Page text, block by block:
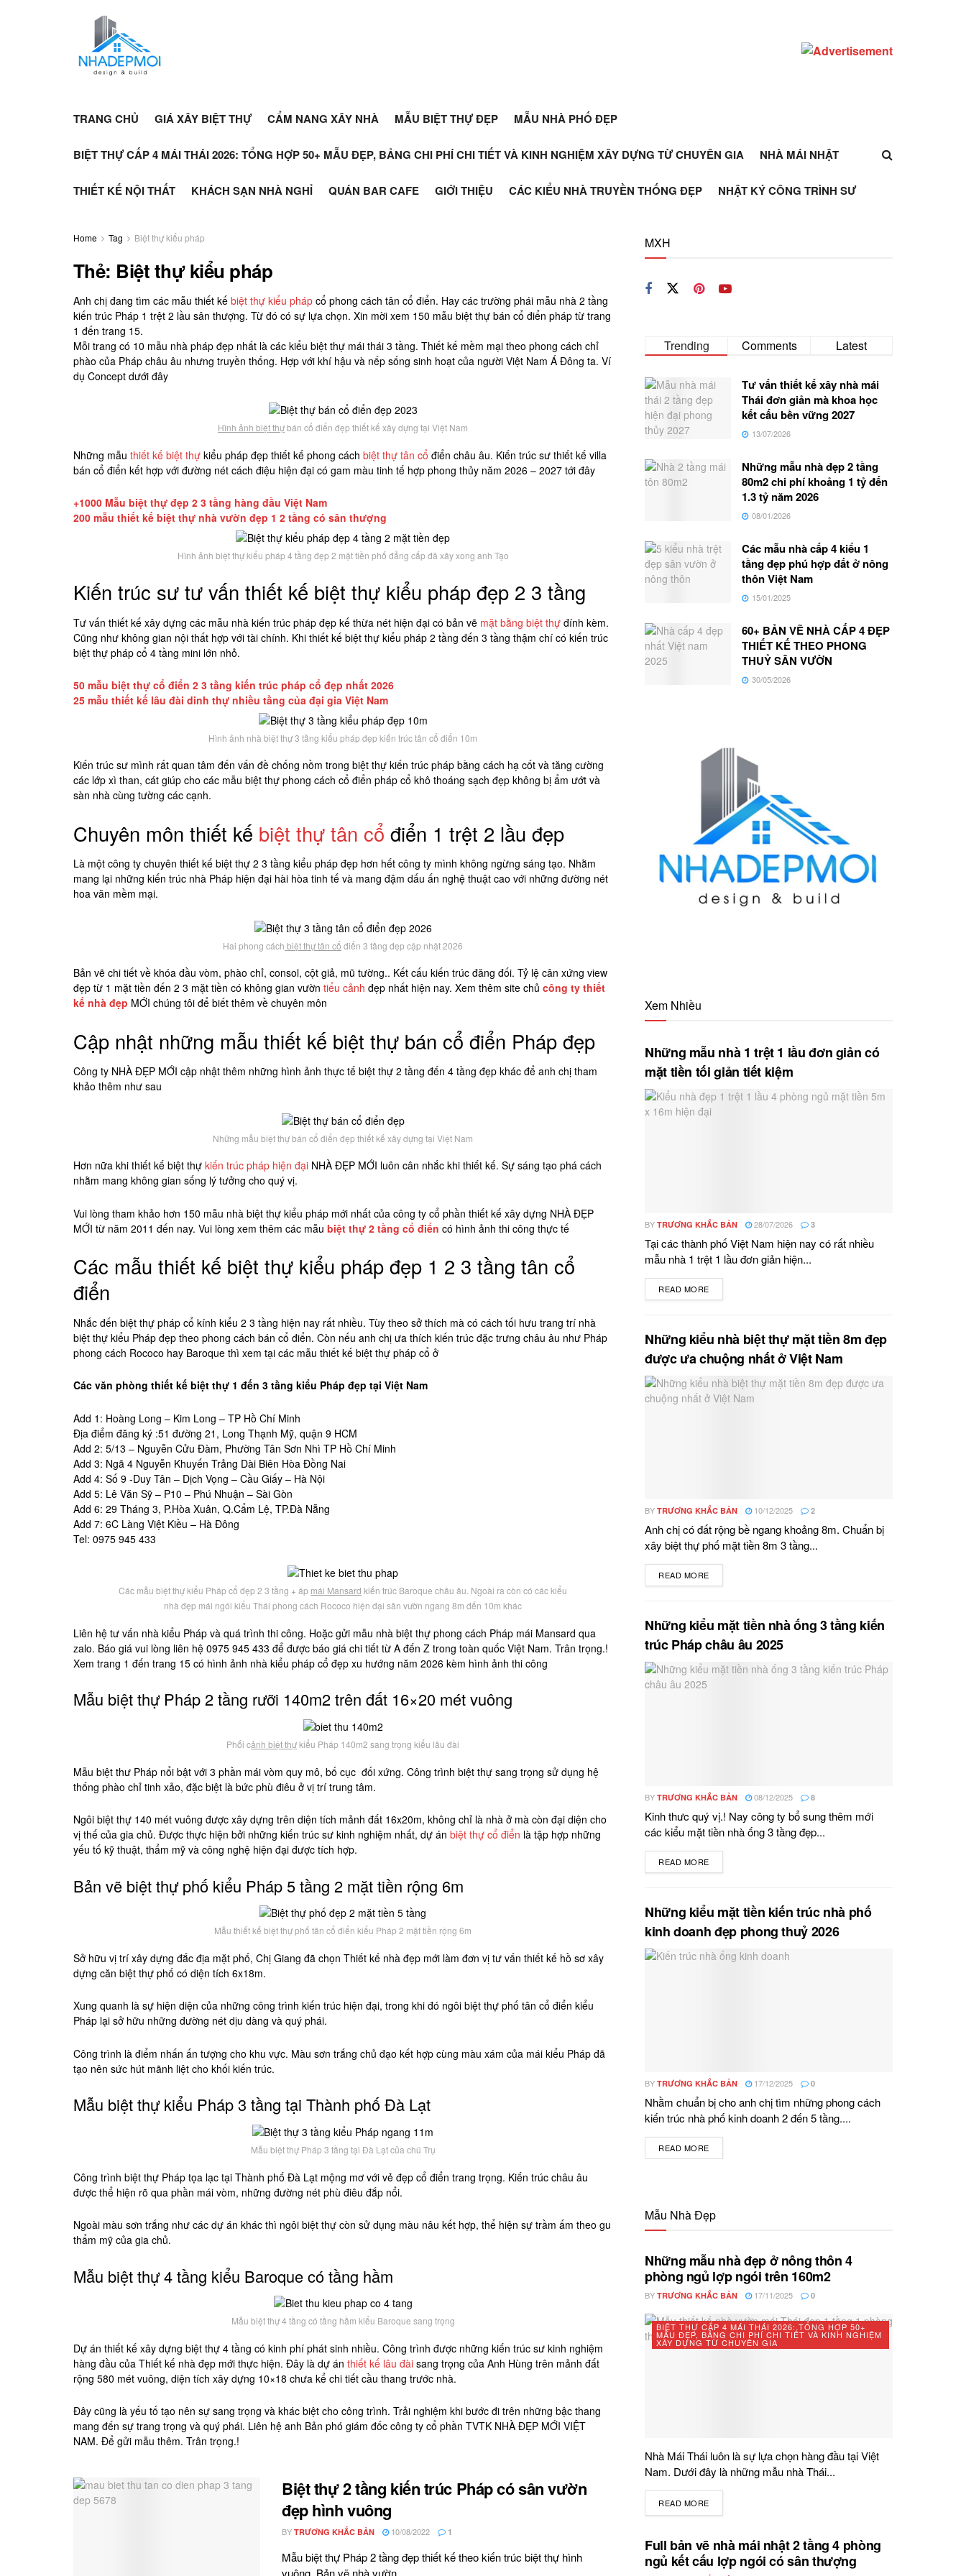
TRANG CHỦ GIÁ XÂY BIỆT THỰ CẨM NANG XÂY NHÀ MẪU BIỆT THỰ ĐẸP MẪU NHÀ PHỐ ĐẸP
BIỆT THỰ CẤP 4 MÁI THÁI 2026: TỔNG HỢP 50+ MẪU ĐẸP, BẢNG CHI PHÍ CHI TIẾT VÀ KINH NGHIỆM XÂY DỰNG TỪ CHUYÊN GIA NHÀ MÁI NHẬT
THIẾT KẾ NỘI THẤT KHÁCH SẠN NHÀ NGHỈ QUÁN BAR CAFE GIỚI THIỆU CÁC KIỂU NHÀ TRUYỀN THỐNG ĐẸP NHẬT KÝ CÔNG TRÌNH SƯ
Home Tag Biệt thự kiểu pháp
Thẻ: Biệt thự kiểu pháp
Anh chị đang tìm các mẫu thiết kế biệt thự kiểu pháp cổ phong cách tân cổ điển. Hay các trường phái mẫu nhà 2 tầng
kiến trúc Pháp 1 trệt 2 lầu sân thượng. Từ đó có sự lựa chọn. Xin mời xem 150 mẫu biệt thự bán cổ điển pháp từ trang
1 đến trang 15.
Mỗi trang có 10 mẫu nhà pháp đẹp nhất là các kiểu biệt thự mái thái 3 tầng. Thiết kế mềm mại theo phong cách chỉ
phào của Pháp châu âu nhưng truyền thống. Hợp với khí hậu và nếp sống sinh hoạt của người Việt Nam Á Đông ta. Ví
dụ Concept dưới đây
Hình ảnh biệt thựbán cổ điển đẹp thiết kế xây dựng tại Việt Nam
Những mẫu thiết kế biệt thự kiểu pháp đẹp thiết kế phong cách biệt thự tân cổ điển châu âu. Kiến trúc sư thiết kế villa
bán cổ điển kết hợp với đường nét cách điệu hiện đại có gam màu tinh tế hợp phong thủy năm 2026 – 2027 tới đây
+1000 Mẫu biệt thự đẹp 2 3 tầng hàng đầu Việt Nam
200 mẫu thiết kế biệt thự nhà vườn đẹp 1 2 tầng có sân thượng
Hình ảnh biệt thự kiểu pháp 4 tầng đẹp 2 mặt tiền phố đẳng cấp đã xây xong anh Tạo
Kiến trúc sư tư vấn thiết kế biệt thự kiểu pháp đẹp 2 3 tầng
Tư vấn thiết kế xây dựng các mẫu nhà kiến trúc pháp đẹp kế thừa nét hiện đại có bản vẽ mặt bằng biệt thự đính kèm.
Cũng như không gian nội thất hợp với tài chính. Khi thiết kế biệt thự kiểu pháp 2 tầng đến 3 tầng thậm chí có kiến trúc
biệt thự pháp cổ 4 tầng mini lớn nhỏ.
50 mẫu biệt thự cổ điển 2 3 tầng kiến trúc pháp cổ đẹp nhất 2026
25 mẫu thiết kế lâu đài dinh thự nhiều tầng của đại gia Việt Nam
Hình ảnh nhà biệt thự 3 tầng kiểu pháp đẹp kiến trúc tân cổ điển 10m
Kiến trúc sư mình rất quan tâm đến vấn đề chống nồm trong biệt thự kiến trúc pháp bằng cách hạ cốt và tăng cường
các lớp xì than, cát giúp cho các mẫu biệt thự phong cách cổ điển pháp cổ khô thoáng sạch đẹp không bị ẩm ướt và
sàn nhà cùng tường các cạnh.
Chuyên môn thiết kế biệt thự tân cổ điển 1 trệt 2 lầu đẹp
Là một công ty chuyên thiết kế biệt thự 2 3 tầng kiểu pháp đẹp hơn hết công ty mình không ngừng sáng tạo. Nhằm
mang lại những kiến trúc nhà Pháp hiện đại hài hòa tinh tế và mang đậm dấu ấn nghệ thuật cao với những đường nét
hoa văn mềm mại.
Hai phong cách biệt thự tân cổ điển 3 tầng đẹp cập nhật 2026
Bản vẽ chi tiết về khóa đầu vòm, phào chỉ, consol, cột giả, mũ tường.. Kết cấu kiến trúc đăng đối. Tỷ lệ cân xứng view
đẹp từ 1 mặt tiền đến 2 3 mặt tiền có không gian vườn tiểu cảnh đẹp nhất hiện nay. Xem thêm site chủ công ty thiết
kế nhà đẹp MỚI chúng tôi để biết thêm về chuyên môn
Cập nhật những mẫu thiết kế biệt thự bán cổ điển Pháp đẹp
Công ty NHÀ ĐẸP MỚI cập nhật thêm những hình ảnh thực tế biệt thự 2 tầng đến 4 tầng đẹp khác để anh chị tham
khảo thêm như sau
Những mẫu biệt thự bán cổ điển đẹp thiết kế xây dựng tại Việt Nam
Hơn nữa khi thiết kế biệt thự kiến trúc pháp hiện đại NHÀ ĐẸP MỚI luôn cân nhắc khi thiết kế. Sự sáng tạo phá cách
nhằm mang không gian sống lý tưởng cho quý vị.
Vui lòng tham khảo hơn 150 mẫu nhà biệt thự kiểu pháp mới nhất của công ty cổ phần thiết kế xây dựng NHÀ ĐẸP
MỚI từ năm 2011 đến nay. Vui lòng xem thêm các mẫu biệt thự 2 tầng cổ điển có hình ảnh thi công thực tế
Các mẫu thiết kế biệt thự kiểu pháp đẹp 1 2 3 tầng tân cổ
điển
Nhắc đến biệt thự pháp cổ kính kiểu 2 3 tầng hiện nay rất nhiều. Tùy theo sở thích mà có cách tối hưu trang trí nhà
biệt thự kiểu Pháp đẹp theo phong cách bán cổ điển. Còn nếu anh chị ưa thích kiến trúc đặc trưng châu âu như Pháp
phong cách Rococo hay Baroque thì xem tại các mẫu thiết kế biệt thự pháp cổ ở
Các văn phòng thiết kế biệt thự 1 đến 3 tầng kiểu Pháp đẹp tại Việt Nam
Add 1: Hoàng Long – Kim Long – TP Hồ Chí Minh
Địa điểm đăng ký :51 đường 21, Long Thạnh Mỹ, quận 9 HCM
Add 2: 5/13 – Nguyễn Cửu Đàm, Phường Tân Sơn Nhì TP Hồ Chí Minh
Add 3: Ngã 4 Nguyễn Khuyến Trảng Dài Biên Hòa Đồng Nai
Add 4: Số 9 -Duy Tân – Dịch Vọng – Cầu Giấy – Hà Nội
Add 5: Lê Văn Sỹ – P10 – Phú Nhuận – Sài Gòn
Add 6: 29 Tháng 3, P.Hòa Xuân, Q.Cẩm Lệ, TP.Đà Nẵng
Add 7: 6C Làng Việt Kiều – Hà Đông
Tel: 0975 945 433
Các mẫu biệt thự kiểu Pháp cổ đẹp 2 3 tầng + áp mái Mansard kiến trúc Baroque châu âu. Ngoài ra còn có các kiểu
nhà đẹp mái ngói kiểu Thái phong cách Rococo hiện đại sân vườn ngang 8m đến 10m khác
Liên hệ tư vấn nhà kiểu Pháp và quá trình thi công. Hoặc gửi mẫu nhà biệt thự phong cách Pháp mái Mansard qua
zalo. Báo giá vui lòng liên hệ 0975 945 433 để được báo giá chi tiết từ A đến Z trong toàn quốc Việt Nam. Trân trọng.!
Xem trang 1 đến trang 15 có hình ảnh nhà kiểu pháp cổ đẹp xu hướng năm 2026 kèm hình ảnh thi công
Mẫu biệt thự Pháp 2 tầng rưỡi 140m2 trên đất 16×20 mét vuông
Phối cảnh biệt thựkiểu Pháp 140m2 sang trọng kiểu lâu đài
Mẫu biệt thư Pháp nổi bật với 3 phần mái vòm quy mô, bố cục đối xứng. Công trình biệt thự sang trọng sử dụng hệ
thống phào chỉ tinh xảo, đặc biệt là bức phù điêu ở vị trí trung tâm.
Ngôi biệt thự 140 mét vuông được xây dựng trên diện tích mảnh đất 16x20m, không chỉ là nhà ở mà còn đại diện cho
vị thế của gia chủ. Được thực hiện bởi những kiến trúc sư kinh nghiệm nhất, dự án biệt thự cổ điển là tập hợp những
yếu tố kỹ thuật, thẩm mỹ và công nghệ hiện đại được tích hợp.
Bản vẽ biệt thự phố kiểu Pháp 5 tầng 2 mặt tiền rộng 6m
Mẫu thiết kế biệt thự phố tân cổ điển kiểu Pháp 2 mặt tiền rộng 6m
Sở hữu vị trí xây dựng đắc địa mặt phố, Chị Giang đã chọn Thiết kế nhà đẹp mới làm đơn vị tư vấn thiết kế hồ sơ xây
dựng căn biệt thự phố có diện tích 6x18m.
Xung quanh là sự hiện diện của những công trình kiến trúc hiện đại, trong khi đó ngôi biệt thự phố tân cổ điển kiểu
Pháp lại sở hữu những đường nét dịu dàng và quý phái.
Công trình là điểm nhấn ấn tượng cho khu vực. Màu sơn trắng chủ đạo kết hợp cùng màu xám của mái kiểu Pháp đã
tạo nên sức hút mãnh liệt cho khối kiến trúc.
Mẫu biệt thự kiểu Pháp 3 tầng tại Thành phố Đà Lạt
Mẫu biệt thự Pháp 3 tầng tại Đà Lạt của chú Trụ
Công trình biệt thự Pháp tọa lạc tại Thành phố Đà Lạt mộng mơ với vẻ đẹp cổ điển trang trọng. Kiến trúc châu âu
được thể hiện rõ qua phần mái vòm, những đường nét phù điêu đắp nổi.
Ngoài màu sơn trắng như các dự án khác thì ngôi biệt thự còn sử dụng màu nâu kết hợp, thể hiện sự trầm ấm theo gu
thẩm mỹ của gia chủ.
Mẫu biệt thự 4 tầng kiểu Baroque có tầng hầm
Mẫu biệt thự 4 tầng có tầng hầm kiểu Baroque sang trọng
Dự án thiết kế xây dựng biệt thự 4 tầng có kinh phí phát sinh nhiều. Công trình được những kiến trúc sư kinh nghiệm
hàng đầu của Thiết kế nhà đẹp mới thực hiện. Đây là dự án thiết kế lâu đài sang trọng của Anh Hùng trên mảnh đất
rộng 580 mét vuông, diện tích xây dựng 10×18 chưa kể chi tiết cầu thang trước nhà.
Đây cũng là yếu tố tạo nên sự sang trọng và khác biệt cho công trình. Trải nghiệm khi bước đi trên những bậc thang
mang đến sự trang trọng và quý phái. Liên hệ anh Bản phó giám đốc công ty cổ phần TVTK NHÀ ĐẸP MỚI VIỆT
NAM. Để gửi mẫu thêm. Trân trọng.!
Biệt thự 2 tầng kiến trúc Pháp có sân vườn
đẹp hình vuông
BY TRƯƠNG KHẮC BẢN 10/08/2022 1
Mẫu biệt thự Pháp 2 tầng đẹp thiết kế theo kiến trúc biệt thự hình
MXH
Trending Comments Latest
Tư vấn thiết kế xây nhà mái
Thái đơn giản mà khoa học
kết cấu bền vững 2027
13/07/2026
Những mẫu nhà đẹp 2 tầng
80m2 chi phí khoảng 1 tỷ đến
1.3 tỷ năm 2026
08/01/2026
Các mẫu nhà cấp 4 kiểu 1
tầng đẹp phú hợp đất ở nông
thôn Việt Nam
15/01/2025
60+ BẢN VẼ NHÀ CẤP 4 ĐẸP
THIẾT KẾ THEO PHONG
THUỶ SÂN VƯỜN
30/05/2026
Xem Nhiều
Những mẫu nhà 1 trệt 1 lầu đơn giản có
mặt tiền tối giản tiết kiệm
BY TRƯƠNG KHẮC BẢN 28/07/2026 3
Tại các thành phố Việt Nam hiện nay có rất nhiều
mẫu nhà 1 trệt 1 lầu đơn giản hiện...
READ MORE
Những kiểu nhà biệt thự mặt tiền 8m đẹp
được ưa chuộng nhất ở Việt Nam
BY TRƯƠNG KHẮC BẢN 10/12/2025 2
Anh chị có đất rộng bề ngang khoảng 8m. Chuẩn bị
xây biệt thự phố mặt tiền 8m 3 tầng...
READ MORE
Những kiểu mặt tiền nhà ống 3 tầng kiến
trúc Pháp châu âu 2025
BY TRƯƠNG KHẮC BẢN 08/12/2025 8
Kinh thưc quý vị.! Nay công ty bổ sung thêm mới
các kiểu mặt tiền nhà ống 3 tầng đẹp...
READ MORE
Những kiểu mặt tiền kiến trúc nhà phố
kinh doanh đẹp phong thuỷ 2026
BY TRƯƠNG KHẮC BẢN 17/12/2025 0
Nhằm chuẩn bị cho anh chị tìm những phong cách
kiến trúc nhà phố kinh doanh 2 đến 5 tầng....
READ MORE
Mẫu Nhà Đẹp
Những mẫu nhà đẹp ở nông thôn 4
phòng ngủ lợp ngói trên 160m2
BY TRƯƠNG KHẮC BẢN 17/11/2025 0
BIỆT THỰ CẤP 4 MÁI THÁI 2026: TỔNG HỢP 50+
MẪU ĐẸP, BẢNG CHI PHÍ CHI TIẾT VÀ KINH NGHIỆM
XÂY DỰNG TỪ CHUYÊN GIA
Nhà Mái Thái luôn là sự lựa chọn hàng đầu tại Việt
Nam. Dưới đây là những mẫu nhà Thái...
READ MORE
Full bản vẽ nhà mái nhật 2 tầng 4 phòng
ngủ kết cấu lợp ngói có sân thượng